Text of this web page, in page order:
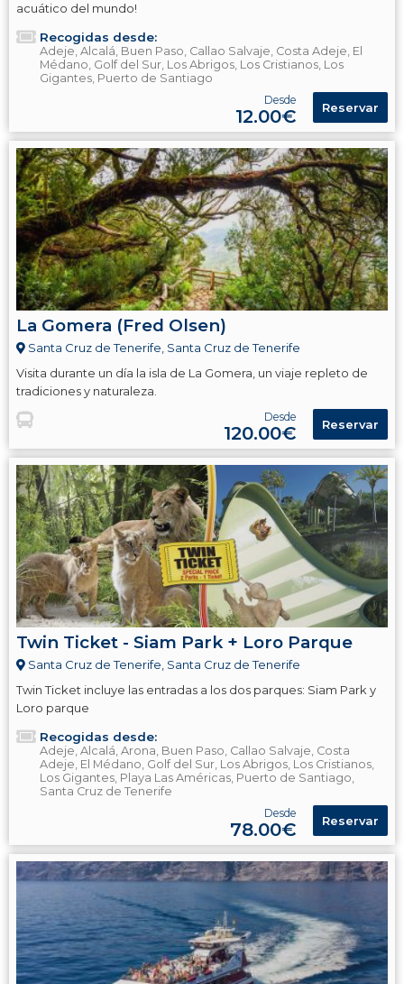
acuático del mundo!
Recogidas desde:
Adeje, Alcalá, Buen Paso, Callao Salvaje, Costa Adeje, El
Médano, Golf del Sur, Los Abrigos, Los Cristianos, Los
Gigantes, Puerto de Santiago
Desde
12.00€ Reservar
La Gomera (Fred Olsen)
Santa Cruz de Tenerife, Santa Cruz de Tenerife
Visita durante un día la isla de La Gomera, un viaje repleto de
tradiciones y naturaleza.
Desde
120.00€ Reservar
Twin Ticket - Siam Park + Loro Parque
Santa Cruz de Tenerife, Santa Cruz de Tenerife
Twin Ticket incluye las entradas a los dos parques: Siam Park y
Loro parque
Recogidas desde:
Adeje, Alcalá, Arona, Buen Paso, Callao Salvaje, Costa
Adeje, El Médano, Golf del Sur, Los Abrigos, Los Cristianos,
Los Gigantes, Playa Las Américas, Puerto de Santiago,
Santa Cruz de Tenerife
Desde
78.00€ Reservar